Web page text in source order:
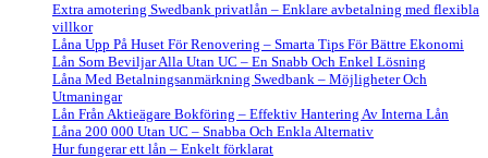
Extra amotering Swedbank privatlån – Enklare avbetalning med flexibla
villkor
Låna Upp På Huset För Renovering – Smarta Tips För Bättre Ekonomi
Lån Som Beviljar Alla Utan UC – En Snabb Och Enkel Lösning
Låna Med Betalningsanmärkning Swedbank – Möjligheter Och
Utmaningar
Lån Från Aktieägare Bokföring – Effektiv Hantering Av Interna Lån
Låna 200 000 Utan UC – Snabba Och Enkla Alternativ
Hur fungerar ett lån – Enkelt förklarat